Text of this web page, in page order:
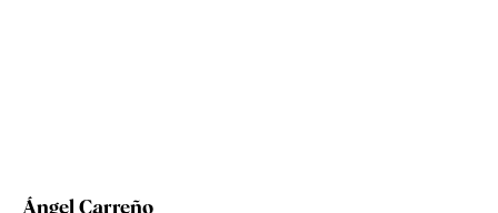
Ángel Carreño